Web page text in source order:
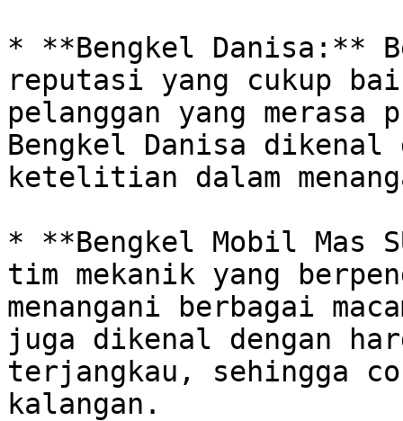
* **Bengkel Danisa:**
reputasi yang cukup
pelanggan yang merasa
Bengkel Danisa dikenal
ketelitian dalam
* **Bengkel Mobil Mas
tim mekanik yang
menangani berbagai
juga dikenal dengan
terjangkau, sehingga
kalangan.